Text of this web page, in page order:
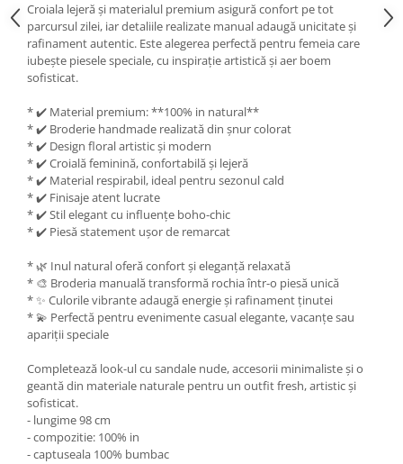
Croiala lejeră și materialul premium asigură confort pe tot
parcursul zilei, iar detaliile realizate manual adaugă unicitate și
rafinament autentic. Este alegerea perfectă pentru femeia care
iubește piesele speciale, cu inspirație artistică și aer boem
sofisticat.
* ✔️ Material premium: **100% in natural**
* ✔️ Broderie handmade realizată din șnur colorat
* ✔️ Design floral artistic și modern
* ✔️ Croială feminină, confortabilă și lejeră
* ✔️ Material respirabil, ideal pentru sezonul cald
* ✔️ Finisaje atent lucrate
* ✔️ Stil elegant cu influențe boho-chic
* ✔️ Piesă statement ușor de remarcat
* 🌿 Inul natural oferă confort și eleganță relaxată
* 🎨 Broderia manuală transformă rochia într-o piesă unică
* ✨ Culorile vibrante adaugă energie și rafinament ținutei
* 💫 Perfectă pentru evenimente casual elegante, vacanțe sau
apariții speciale
Completează look-ul cu sandale nude, accesorii minimaliste și o
geantă din materiale naturale pentru un outfit fresh, artistic și
sofisticat.
- lungime 98 cm
- compozitie: 100% in
- captuseala 100% bumbac